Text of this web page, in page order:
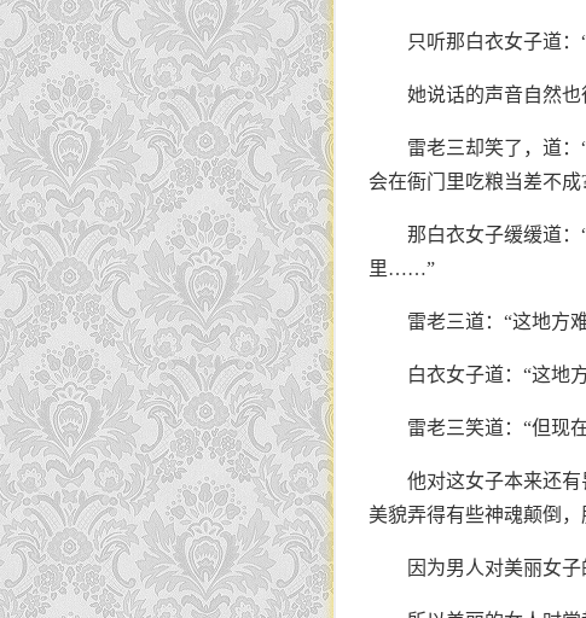
只听那白衣女子道
她说话的声音自然也
雷老三却笑了，道
会在衙门里吃粮当差不成
那白衣女子缓缓道
里……”
雷老三道：“这地方
白衣女子道：“这地
雷老三笑道：“但现
他对这女子本来还
美貌弄得有些神魂颠倒，
因为男人对美丽女子